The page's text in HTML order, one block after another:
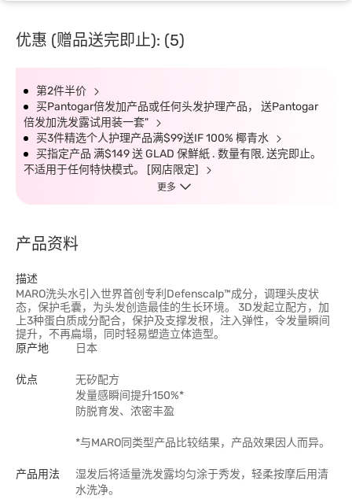
优惠 (赠品送完即止): (5)
第2件半价
买Pantogar倍发加产品或任何头发护理产品， 送Pantogar
倍发加洗发露试用装一套"
买3件精选个人护理产品满$99送IF 100% 椰青水
买指定产品 满$149 送 GLAD 保鮮紙 . 数量有限, 送完即止。
不适用于任何特快模式。 [网店限定]
更多
产品资料
描述
MARO洗头水引入世界首创专利Defenscalp™成分，调理头皮状
态，保护毛囊，为头发创造最佳的生长环境。 3D发起立配方，加
上3种蛋白质成分配合，保护及支撑发根，注入弹性，令发量瞬间
提升，不再扁塌，同时轻易塑造立体造型。
原产地
日本
优点
无矽配方
发量感瞬间提升150%*
防脱育发、浓密丰盈
*与MARO同类型产品比较结果，产品效果因人而异。
产品用法
湿发后将适量洗发露均匀涂于秀发，轻柔按摩后用清
水洗净。